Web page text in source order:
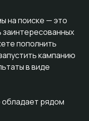
на поиске — это
пополнить
кампанию
в виде
обладает рядом